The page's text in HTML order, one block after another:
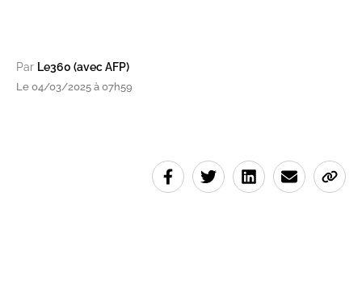
Par Le360 (avec AFP)
Le 04/03/2025 à 07h59